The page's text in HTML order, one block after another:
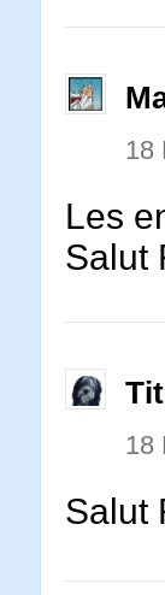
18
Les
Salut
18
Salut